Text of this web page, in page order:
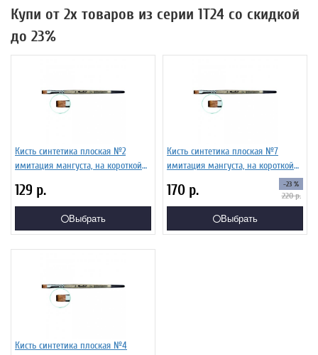
Купи от 2х товаров из серии 1Т24 со скидкой
до 23%
Кисть синтетика плоская №2
имитация мангуста, на короткой
129 р.
Выбрать
Кисть синтетика плоская №7
имитация мангуста, на короткой
170 р. -23 %
220р.
Выбрать
Кисть синтетика плоская №4